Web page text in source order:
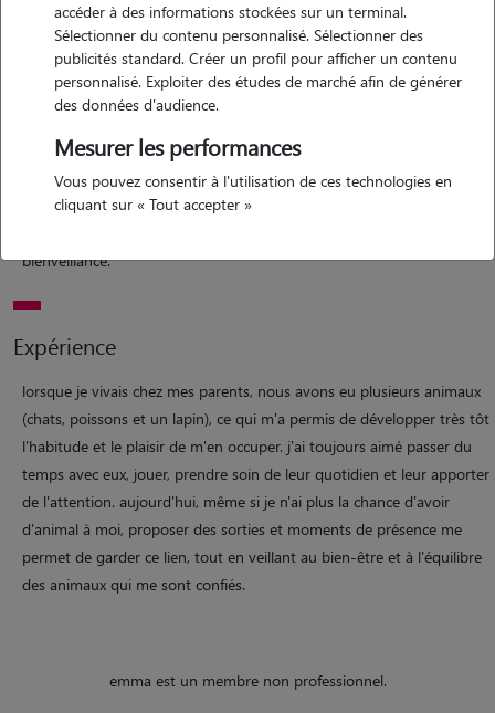
passion. n'ayant pas encore la chance d'avoir mon propre
compagnon, prendre soin des animaux des autres est un réel plaisir.
j'ai toujours apprécié passer du temps auprès d'eux, que ce soit dans
des bars à chats ou lors de visites en animalerie. je suis convaincue
de bien plus que de simples soins quotidiens : ils ont besoin de
présence, d'attention et d'affection. ayant été habitués au contact
humain, leur bien-être passe aussi par des moments de tendresse, de
bienveillance.
Expérience
lorsque je vivais chez mes parents, nous avons eu plusieurs animaux
(chats, poissons et un lapin), ce qui m'a permis de développer très tôt
l'habitude et le plaisir de m'en occuper. j'ai toujours aimé passer du
temps avec eux, jouer, prendre soin de leur quotidien et leur apporter
de l'attention. aujourd'hui, même si je n'ai plus la chance d'avoir
d'animal à moi, proposer des sorties et moments de présence me
permet de garder ce lien, tout en veillant au bien-être et à l'équilibre
des animaux qui me sont confiés.
emma est un membre non professionnel.
accéder à des informations stockées sur un terminal.
Sélectionner du contenu personnalisé. Sélectionner des
publicités standard. Créer un profil pour afficher un contenu
personnalisé. Exploiter des études de marché afin de générer
des données d'audience.
Mesurer les performances
Vous pouvez consentir à l'utilisation de ces technologies en
cliquant sur « Tout accepter »